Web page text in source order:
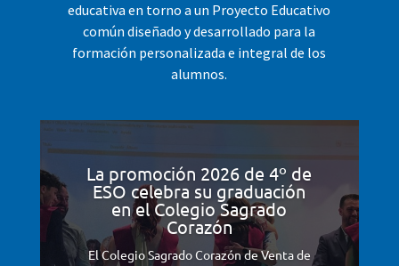
educativa en torno a un Proyecto Educativo
común diseñado y desarrollado para la
formación personalizada e integral de los
alumnos.
La promoción 2026 de 4º de
ESO celebra su graduación
en el Colegio Sagrado
Corazón
El Colegio Sagrado Corazón de Venta de